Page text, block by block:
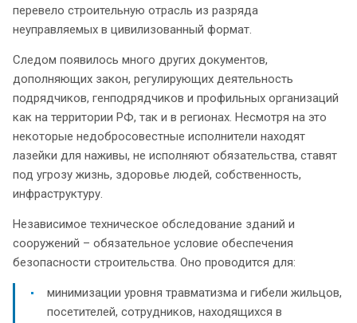
перевело строительную отрасль из разряда
неуправляемых в цивилизованный формат.
Следом появилось много других документов,
дополняющих закон, регулирующих деятельность
подрядчиков, генподрядчиков и профильных организаций
как на территории РФ, так и в регионах. Несмотря на это
некоторые недобросовестные исполнители находят
лазейки для наживы, не исполняют обязательства, ставят
под угрозу жизнь, здоровье людей, собственность,
инфраструктуру.
Независимое техническое обследование зданий и
сооружений – обязательное условие обеспечения
безопасности строительства. Оно проводится для:
минимизации уровня травматизма и гибели жильцов,
посетителей, сотрудников, находящихся в